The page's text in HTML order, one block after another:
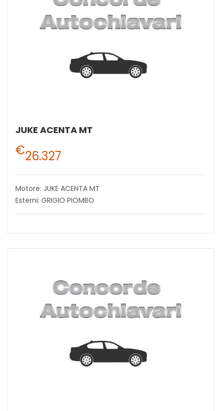
JUKE ACENTA MT
€26.327
Motore: JUKE ACENTA MT
Esterni: GRIGIO PIOMBO